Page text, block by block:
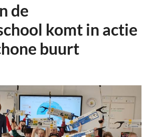
de
komt in actie
buurt